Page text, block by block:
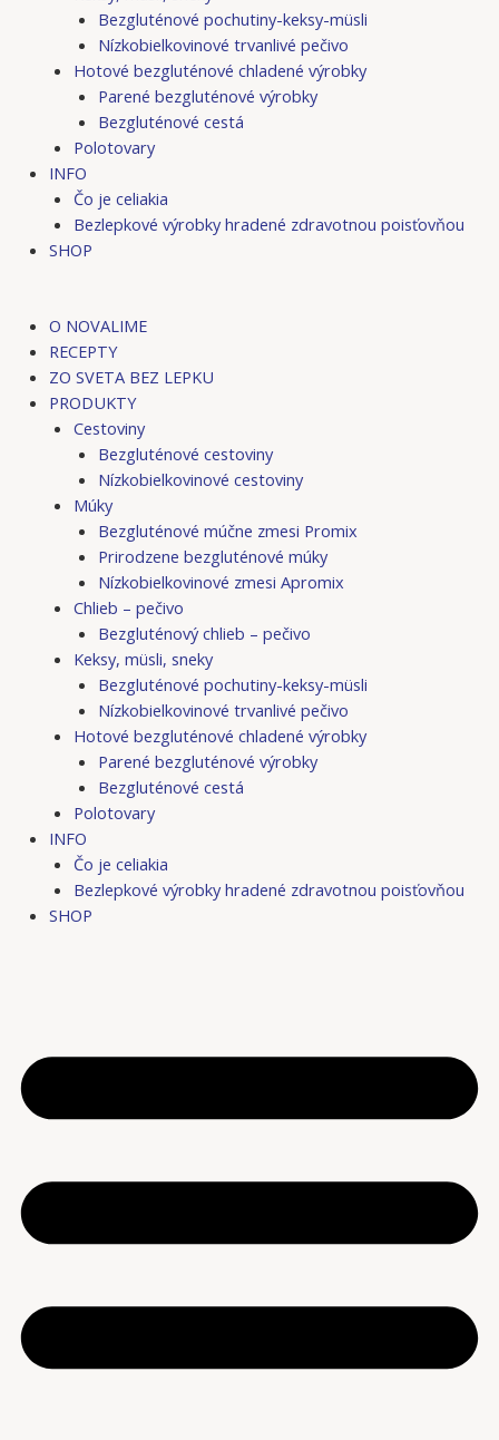
Bezgluténové pochutiny-keksy-müsli
Nízkobielkovinové trvanlivé pečivo
Hotové bezgluténové chladené výrobky
Parené bezgluténové výrobky
Bezgluténové cestá
Polotovary
INFO
Čo je celiakia
Bezlepkové výrobky hradené zdravotnou poisťovňou
SHOP
O NOVALIME
RECEPTY
ZO SVETA BEZ LEPKU
PRODUKTY
Cestoviny
Bezgluténové cestoviny
Nízkobielkovinové cestoviny
Múky
Bezgluténové múčne zmesi Promix
Prirodzene bezgluténové múky
Nízkobielkovinové zmesi Apromix
Chlieb – pečivo
Bezgluténový chlieb – pečivo
Keksy, müsli, sneky
Bezgluténové pochutiny-keksy-müsli
Nízkobielkovinové trvanlivé pečivo
Hotové bezgluténové chladené výrobky
Parené bezgluténové výrobky
Bezgluténové cestá
Polotovary
INFO
Čo je celiakia
Bezlepkové výrobky hradené zdravotnou poisťovňou
SHOP